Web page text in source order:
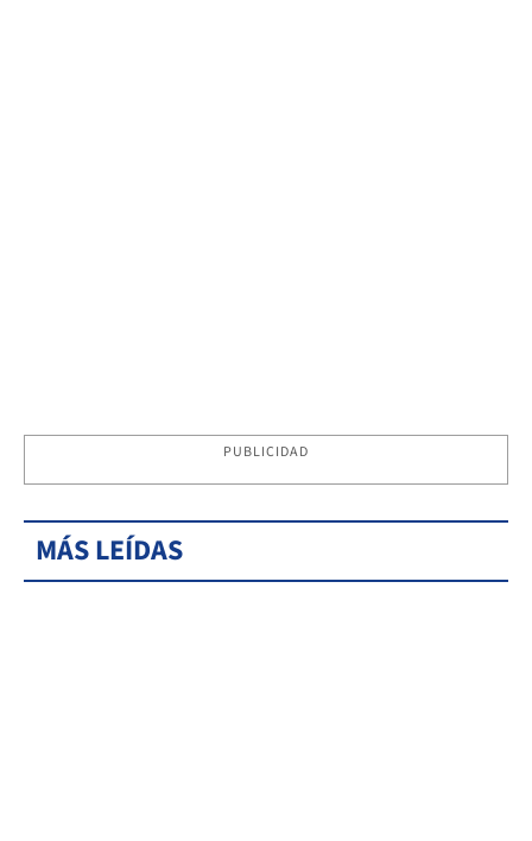
PUBLICIDAD
MÁS LEÍDAS